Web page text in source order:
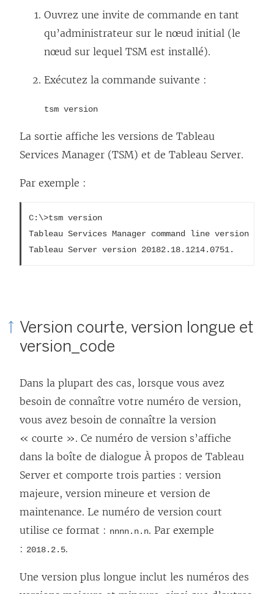
Ouvrez une invite de commande en tant
qu’administrateur sur le nœud initial (le
nœud sur lequel TSM est installé).
Exécutez la commande suivante :
tsm version
La sortie affiche les versions de Tableau
Services Manager (TSM) et de Tableau Server.
Par exemple :
C:\>tsm version
Tableau Services Manager command line version
Tableau Server version 20182.18.1214.0751.
Version courte, version longue et
version_code
Dans la plupart des cas, lorsque vous avez
besoin de connaître votre numéro de version,
vous avez besoin de connaître la version
« courte ». Ce numéro de version s’affiche
dans la boîte de dialogue À propos de Tableau
Server et comporte trois parties : version
majeure, version mineure et version de
maintenance. Le numéro de version court
utilise ce format : nnnn.n.n. Par exemple
: 2018.2.5.
Une version plus longue inclut les numéros des